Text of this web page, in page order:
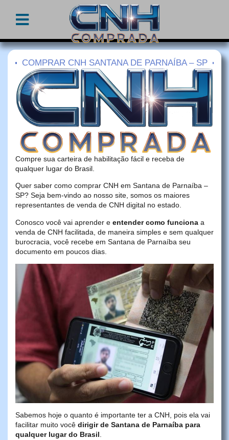
COMPRAR CNH SANTANA DE PARNAÍBA – SP
Compre sua carteira de habilitação fácil e receba de
qualquer lugar do Brasil.
Quer saber como comprar CNH em Santana de Parnaíba –
SP? Seja bem-vindo ao nosso site, somos os maiores
representantes de venda de CNH digital no estado.
Conosco você vai aprender e entender como funciona a
venda de CNH facilitada, de maneira simples e sem qualquer
burocracia, você recebe em Santana de Parnaíba seu
documento em poucos dias.
Sabemos hoje o quanto é importante ter a CNH, pois ela vai
facilitar muito você dirigir de Santana de Parnaíba para
qualquer lugar do Brasil.